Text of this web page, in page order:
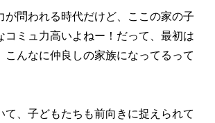
が問われる時代だけど、ここの家の子
コミュ力高いよねー！だって、最初は
こんなに仲良しの家族になってるって
、子どもたちも前向きに捉えられて